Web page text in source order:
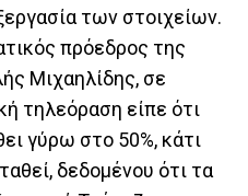
των στοιχείων.
πρόεδρος της
Μιχαηλίδης, σε
τηλεόραση είπε ότι
γύρω στο 50%, κάτι
δεδομένου ότι τα